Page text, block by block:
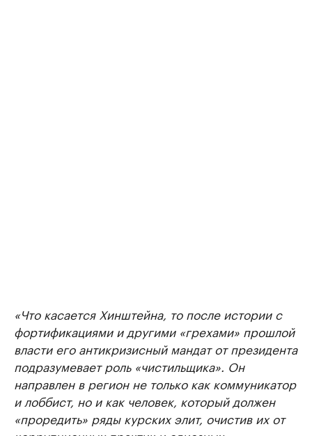
«Что касается Хинштейна, то после истории с
фортификациями и другими «грехами» прошлой
власти его антикризисный мандат от президента
подразумевает роль «чистильщика». Он
направлен в регион не только как коммуникатор
и лоббист, но и как человек, который должен
«проредить» ряды курских элит, очистив их от